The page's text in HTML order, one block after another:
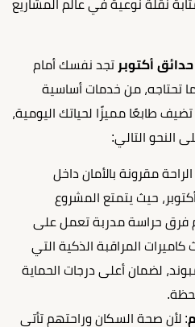
نقلة نوعية في عالم المشاريع
أكتوبر تجد نفسك أمام
تحتاجه، من خدمات أساسية
طابعًا مميزًا لحياتك اليومية،
النحو التالي:
مقرونة بالأمان داخل
حيث يتمتع المشروع
فرق حراسة مدربة تعمل على
كاميرات المراقبة الذكية التي
لضمان أعلى درجات الحماية
: لأن صحة السكان وراحتهم تأتي